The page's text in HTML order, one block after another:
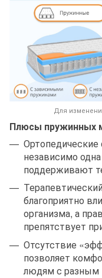
Для
Плюсы пружинных
независимо
поддерживают
благоприятно
организма, а
препятствует
Отсутствие
позволяет
людям с разным